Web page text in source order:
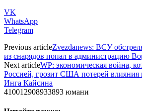
VK
WhatsApp
Telegram
Previous articleZvezdanews: ВСУ
из снарядов попал в администрацию
Next articleWP: экономическая война,
Россией, грозит США потерей влияния
Инга Кайсина
410012908933893 юмани